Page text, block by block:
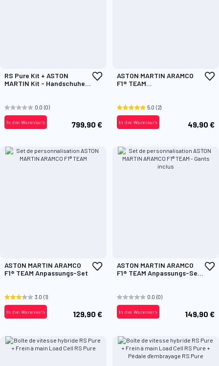
RS Pure Kit + ASTON
MARTIN Kit - Handschuhe
Zur
Wunschliste
0.0 (0)
799,90 €
In den Warenkorb
ASTON MARTIN ARAMCO
F1® TEAM
5.0 (2)
49,90 €
In den Warenkorb
ASTON MARTIN ARAMCO
F1® TEAM Anpassungs-Set
Zur
Wunschliste
3.0 (1)
129,90 €
In den Warenkorb
ASTON MARTIN ARAMCO
F1® TEAM Anpassungs-Set
0.0 (0)
149,90 €
In den Warenkorb